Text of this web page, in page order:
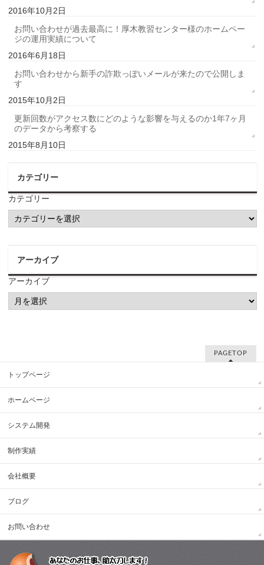
2016年10月2日
お問い合わせが過去最高に！厚木教習センター様のホームペー
ジの運用実績について
2016年6月18日
お問い合わせから新手の詐欺っぽいメールが来たので公開しま
す
2015年10月2日
更新回数がアクセス数にどのような影響を与えるのか1年7ヶ月
のデータから考察する
2015年8月10日
カテゴリー
カテゴリー
アーカイブ
アーカイブ
PAGETOP
トップページ
ホームページ
システム開発
制作実績
会社概要
ブログ
お問い合わせ